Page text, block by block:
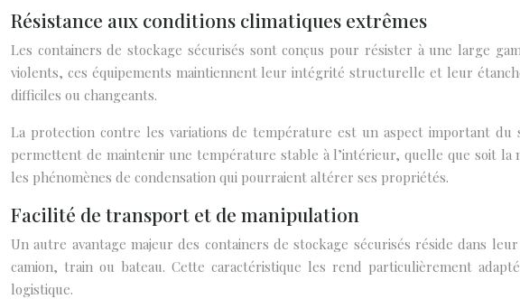
Résistance aux conditions climatiques extrêmes
Les containers de stockage sécurisés sont conçus pour résister à une large
violents, ces équipements maintiennent leur intégrité structurelle et leur
difficiles ou changeants.
La protection contre les variations de température est un aspect important du
permettent de maintenir une température stable à l’intérieur, quelle que soit
les phénomènes de condensation qui pourraient altérer ses propriétés.
Facilité de transport et de manipulation
Un autre avantage majeur des containers de stockage sécurisés réside dans
camion, train ou bateau. Cette caractéristique les rend particulièrement
logistique.